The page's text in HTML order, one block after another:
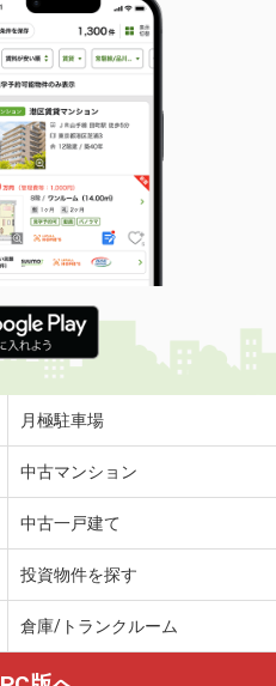
月極駐車場
中古マンション
中古一戸建て
投資物件を探す
倉庫/トランクルーム